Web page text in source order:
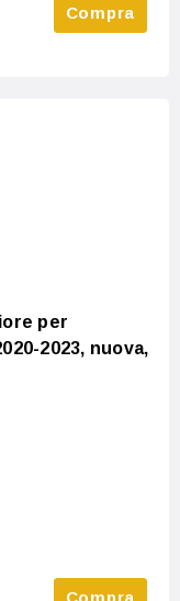
Compra
per
2023, nuova,
Compra